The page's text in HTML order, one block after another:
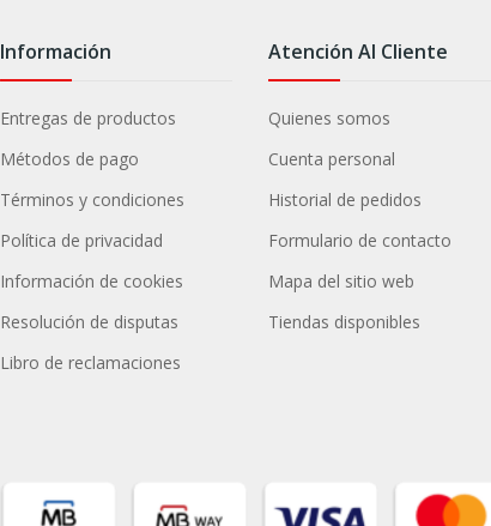
Información
Entregas de productos
Métodos de pago
Términos y condiciones
Política de privacidad
Información de cookies
Resolución de disputas
Libro de reclamaciones
Atención Al Cliente
Quienes somos
Cuenta personal
Historial de pedidos
Formulario de contacto
Mapa del sitio web
Tiendas disponibles